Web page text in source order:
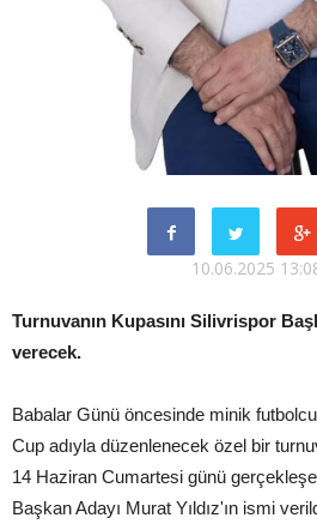
10.06.2025
Turnuvanın Kupasını Silivrispor
verecek.
Babalar Günü öncesinde minik
Cup adıyla düzenlenecek özel bir
14 Haziran Cumartesi günü
Başkan Adayı Murat Yıldız'ın ismi